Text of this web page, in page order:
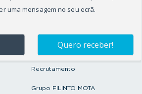
Seguros Protector
Artigos e Notícias
Recrutamento
Grupo FILINTO MOTA